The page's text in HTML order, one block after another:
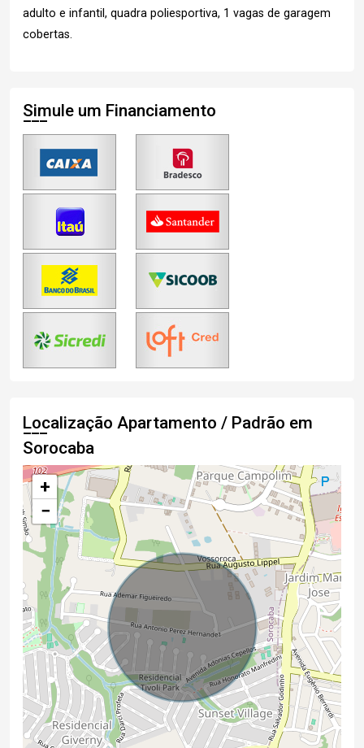
adulto e infantil, quadra poliesportiva, 1 vagas de garagem
cobertas.
Simule um Financiamento
Localização Apartamento / Padrão em
Sorocaba
+
−